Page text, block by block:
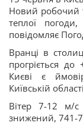
Новий робочий
теплої
повідомляє
Вранці в
прогріється до
Києві є
Київській
Вітер 7-12 м/с
знижений, 741-